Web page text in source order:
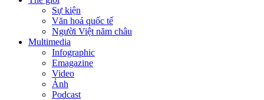
Sự kiện
Văn hoá quốc tế
Người Việt năm châu
Multimedia
Infographic
Emagazine
Video
Ảnh
Podcast